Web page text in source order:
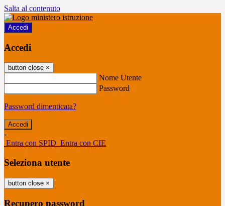
Salta al contenuto
Accedi
Accedi
button close ×
Nome Utente
Password
Password dimenticata?
-
Entra con SPID Entra con CIE
Seleziona utente
button close ×
Recupero password